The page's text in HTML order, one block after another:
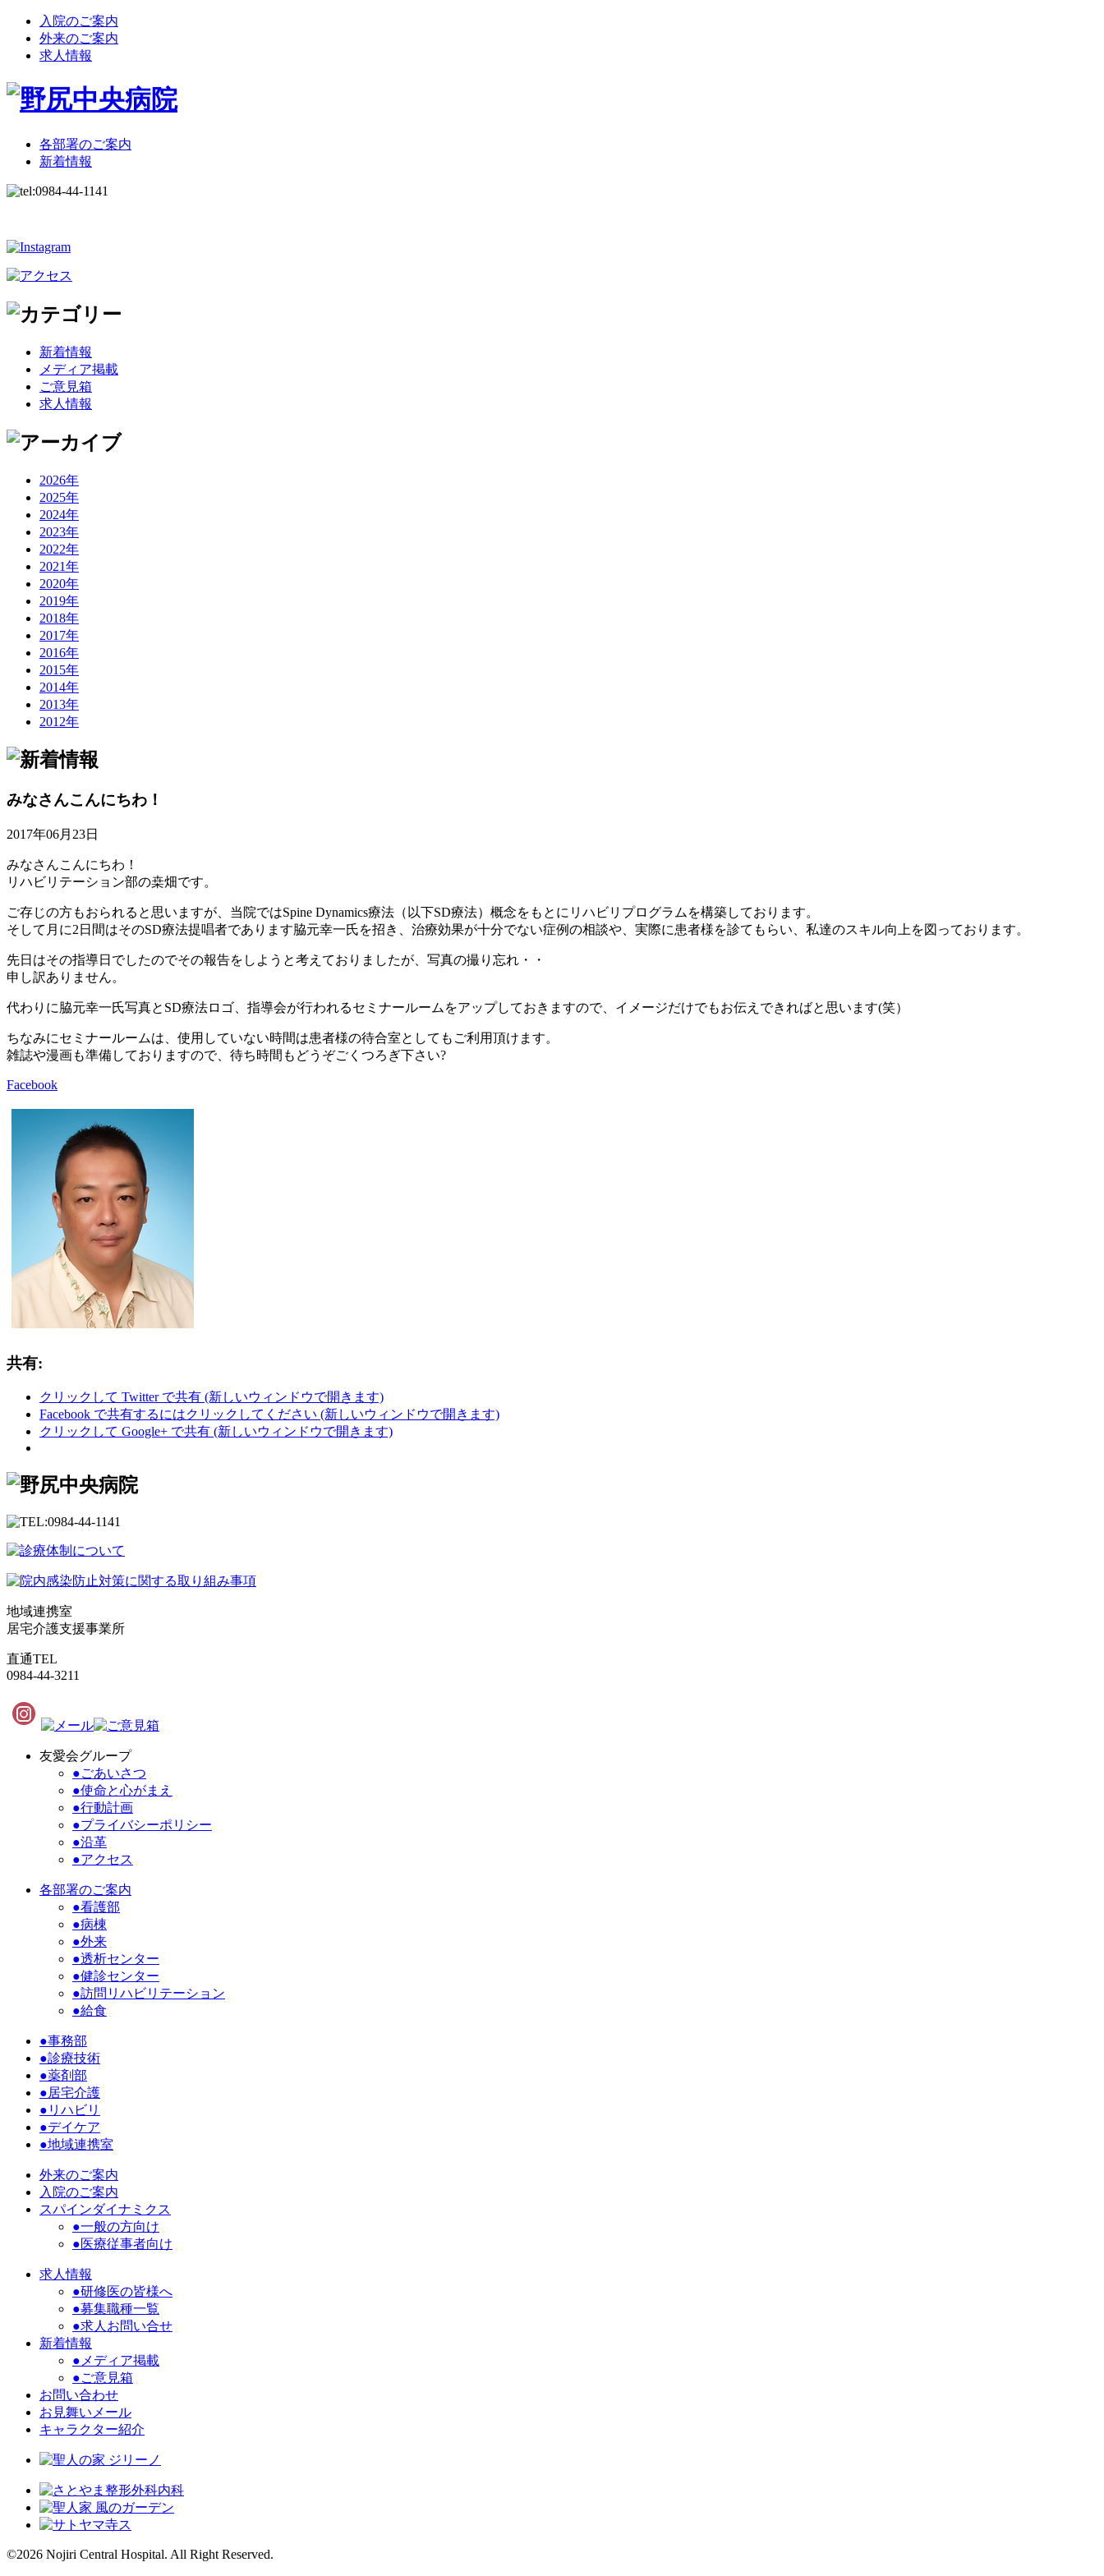
入院のご案内
外来のご案内
求人情報
各部署のご案内
新着情報
新着情報
メディア掲載
ご意見箱
求人情報
2026年
2025年
2024年
2023年
2022年
2021年
2020年
2019年
2018年
2017年
2016年
2015年
2014年
2013年
2012年
みなさんこんにちわ！
2017年06月23日
みなさんこんにちわ！
リハビリテーション部の桒畑です。
ご存じの方もおられると思いますが、当院ではSpine Dynamics療法（以下SD療法）概念をもとにリハビリプログラムを構築しております。
そして月に2日間はそのSD療法提唱者であります脇元幸一氏を招き、治療効果が十分でない症例の相談や、実際に患者様を診てもらい、私達のスキル向上を図っております。
先日はその指導日でしたのでその報告をしようと考えておりましたが、写真の撮り忘れ・・
申し訳ありません。
代わりに脇元幸一氏写真とSD療法ロゴ、指導会が行われるセミナールームをアップしておきますので、イメージだけでもお伝えできればと思います(笑）
ちなみにセミナールームは、使用していない時間は患者様の待合室としてもご利用頂けます。
雑誌や漫画も準備しておりますので、待ち時間もどうぞごくつろぎ下さい?
Facebook
共有:
クリックして Twitter で共有 (新しいウィンドウで開きます)
Facebook で共有するにはクリックしてください (新しいウィンドウで開きます)
クリックして Google+ で共有 (新しいウィンドウで開きます)
地域連携室
居宅介護支援事業所
直通TEL
0984-44-3211
友愛会グループ
●ごあいさつ
●使命と心がまえ
●行動計画
●プライバシーポリシー
●沿革
●アクセス
各部署のご案内
●看護部
●病棟
●外来
●透析センター
●健診センター
●訪問リハビリテーション
●給食
●事務部
●診療技術
●薬剤部
●居宅介護
●リハビリ
●デイケア
●地域連携室
外来のご案内
入院のご案内
スパインダイナミクス
●一般の方向け
●医療従事者向け
求人情報
●研修医の皆様へ
●募集職種一覧
●求人お問い合せ
新着情報
●メディア掲載
●ご意見箱
お問い合わせ
お見舞いメール
キャラクター紹介
©2026 Nojiri Central Hospital. All Right Reserved.